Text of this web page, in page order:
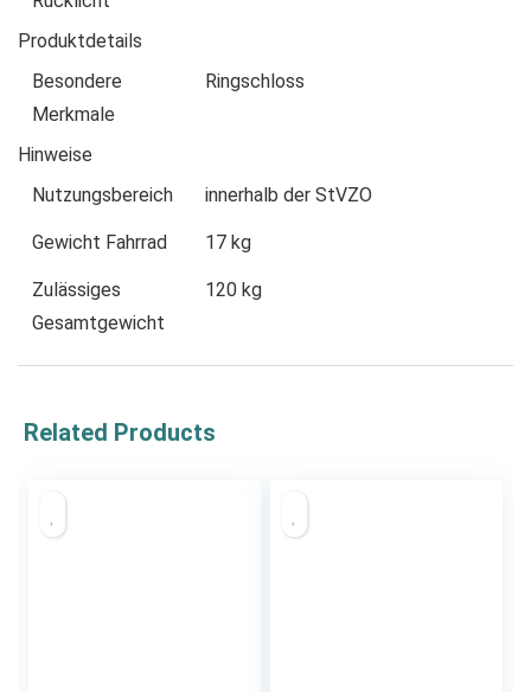
Produktdetails
Besondere
Merkmale
Ringschloss
Hinweise
Nutzungsbereich
innerhalb der StVZO
Gewicht Fahrrad 17 kg
Zulässiges
Gesamtgewicht
120 kg
Related Products